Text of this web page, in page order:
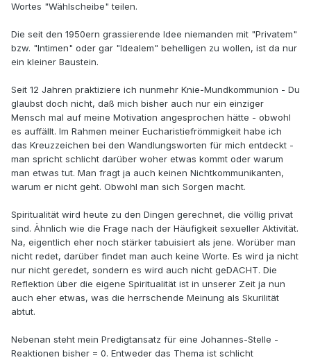
Wortes "Wählscheibe" teilen.
Die seit den 1950ern grassierende Idee niemanden mit "Privatem"
bzw. "Intimen" oder gar "Idealem" behelligen zu wollen, ist da nur
ein kleiner Baustein.
Seit 12 Jahren praktiziere ich nunmehr Knie-Mundkommunion - Du
glaubst doch nicht, daß mich bisher auch nur ein einziger
Mensch mal auf meine Motivation angesprochen hätte - obwohl
es auffällt. Im Rahmen meiner Eucharistiefrömmigkeit habe ich
das Kreuzzeichen bei den Wandlungsworten für mich entdeckt -
man spricht schlicht darüber woher etwas kommt oder warum
man etwas tut. Man fragt ja auch keinen Nichtkommunikanten,
warum er nicht geht. Obwohl man sich Sorgen macht.
Spiritualität wird heute zu den Dingen gerechnet, die völlig privat
sind. Ähnlich wie die Frage nach der Häufigkeit sexueller Aktivität.
Na, eigentlich eher noch stärker tabuisiert als jene. Worüber man
nicht redet, darüber findet man auch keine Worte. Es wird ja nicht
nur nicht geredet, sondern es wird auch nicht geDACHT. Die
Reflektion über die eigene Spiritualität ist in unserer Zeit ja nun
auch eher etwas, was die herrschende Meinung als Skurilität
abtut.
Nebenan steht mein Predigtansatz für eine Johannes-Stelle -
Reaktionen bisher = 0. Entweder das Thema ist schlicht